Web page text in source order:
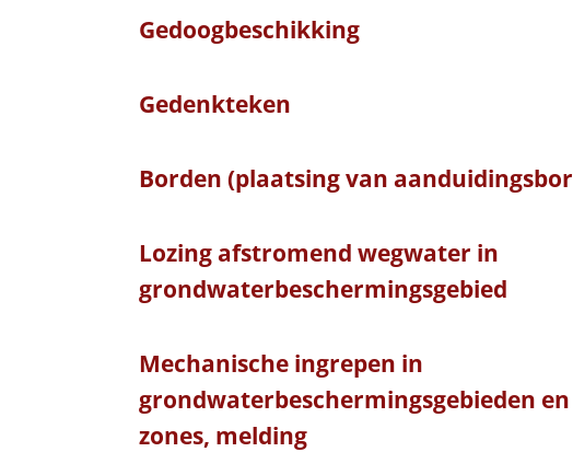
Gedoogbeschikking
Gedenkteken
Borden (plaatsing van
Lozing afstromend wegwater in
grondwaterbeschermingsgebied
Mechanische ingrepen in
grondwaterbeschermingsgebieden
zones, melding